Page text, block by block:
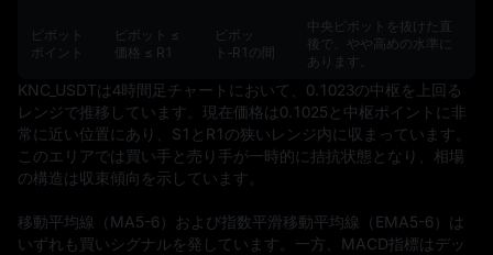
ピボット
ポイント
ピボット ≤
価格 ≤ R1
ピボッ
ト‑R1の間
中央ピボットを抜けた直
後で、やや高めの水準に
あります。
KNC_USDTは4時間足チャートにおいて、0.1023の中枢を上回る
レンジで推移しています。現在価格は0.1025と中枢ポイントに非
常に近い位置にあり、S1とR1の狭いレンジ内に収まっています。
このエリアでは買い手と売り手が一時的に拮抗状態となり、相場
の構造は収束傾向を示しています。
移動平均線（MA5-6）および指数平滑移動平均線（EMA5-6）は
いずれも買いシグナルを発しています。一方、MACD指標はデッ